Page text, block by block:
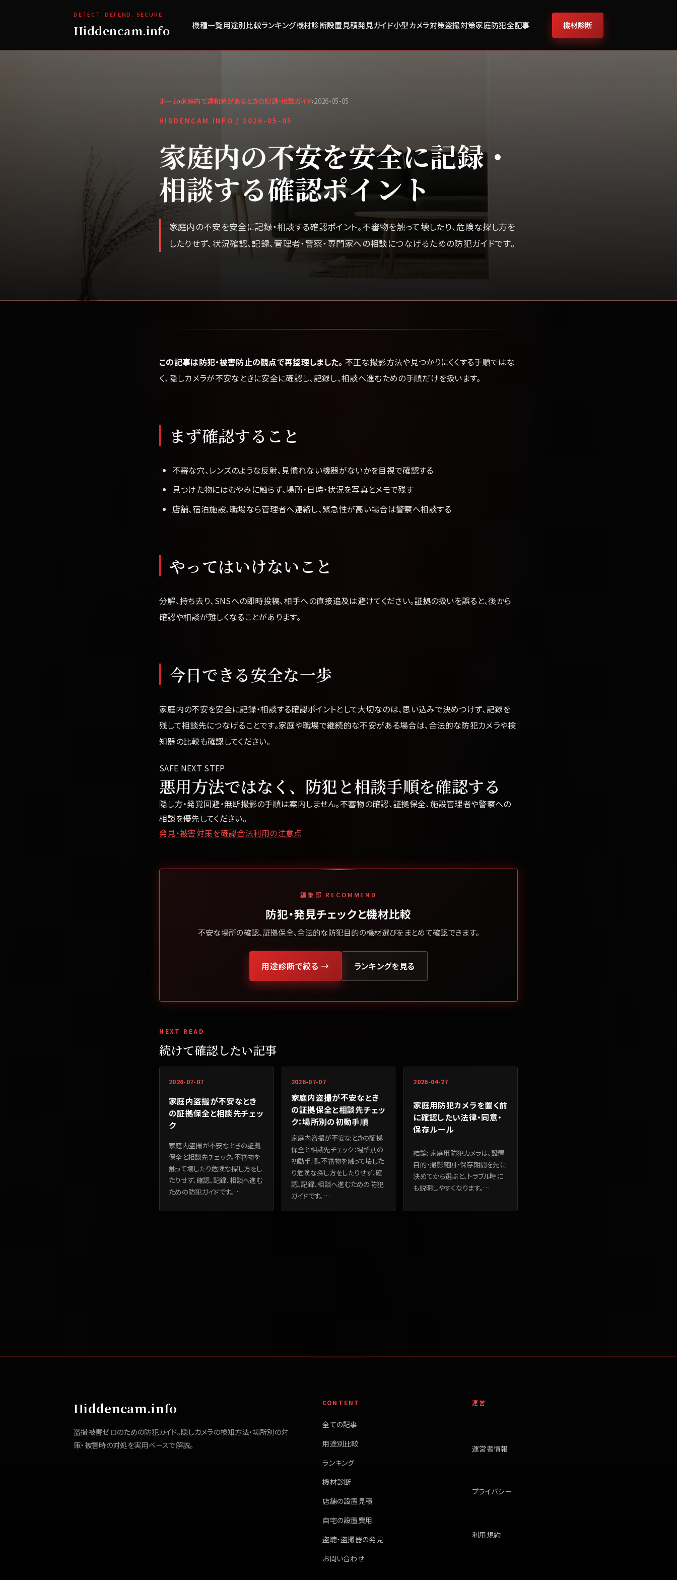
DETECT. DEFEND. SECURE.
Hiddencam.info 機種一覧用途別比較ランキング機材診断設置見積発見ガイド小型カメラ対策盗撮対策家庭防犯全記事 機材診断
ホーム›家庭内で違和感があるときの記録・相談ガイド›2026-05-05
HIDDENCAM.INFO / 2026-05-05
家庭内の不安を安全に記録・
相談する確認ポイント
家庭内の不安を安全に記録・相談する確認ポイント。不審物を触って壊したり、危険な探し方を
したりせず、状況確認、記録、管理者・警察・専門家への相談につなげるための防犯ガイドです。
この記事は防犯・被害防止の観点で再整理しました。 不正な撮影方法や見つかりにくくする手順ではな
く、隠しカメラが不安なときに安全に確認し、記録し、相談へ進むための手順だけを扱います。
まず確認すること
不審な穴、レンズのような反射、見慣れない機器がないかを目視で確認する
見つけた物にはむやみに触らず、場所・日時・状況を写真とメモで残す
店舗、宿泊施設、職場なら管理者へ連絡し、緊急性が高い場合は警察へ相談する
やってはいけないこと
分解、持ち去り、SNSへの即時投稿、相手への直接追及は避けてください。証拠の扱いを誤ると、後から
確認や相談が難しくなることがあります。
今日できる安全な一歩
家庭内の不安を安全に記録・相談する確認ポイントとして大切なのは、思い込みで決めつけず、記録を
残して相談先につなげることです。家庭や職場で継続的な不安がある場合は、合法的な防犯カメラや検
知器の比較も確認してください。
SAFE NEXT STEP
悪用方法ではなく、防犯と相談手順を確認する
隠し方・発覚回避・無断撮影の手順は案内しません。不審物の確認、証拠保全、施設管理者や警察への
相談を優先してください。
発見・被害対策を確認合法利用の注意点
編集部 RECOMMEND
防犯・発見チェックと機材比較
不安な場所の確認、証拠保全、合法的な防犯目的の機材選びをまとめて確認できます。
用途診断で絞る → ランキングを見る
NEXT READ
続けて確認したい記事
2026-07-07
家庭内盗撮が不安なとき
の証拠保全と相談先チェッ
ク
家庭内盗撮が不安なときの証拠
保全と相談先チェック。不審物を
触って壊したり危険な探し方をし
たりせず、確認、記録、相談へ進む
ための防犯ガイドです。 …
2026-07-07
家庭内盗撮が不安なとき
の証拠保全と相談先チェッ
ク：場所別の初動手順
家庭内盗撮が不安なときの証拠
保全と相談先チェック：場所別の
初動手順。不審物を触って壊した
り危険な探し方をしたりせず、確
認、記録、相談へ進むための防犯
ガイドです。 …
2026-04-27
家庭用防犯カメラを置く前
に確認したい法律・同意・
保存ルール
結論: 家庭用防犯カメラは、設置
目的・撮影範囲・保存期間を先に
決めてから選ぶと、トラブル時に
も説明しやすくなります。…
Hiddencam.info
盗撮被害ゼロのための防犯ガイド。隠しカメラの検知方法・場所別の対
策・被害時の対処を実用ベースで解説。
CONTENT
全ての記事
用途別比較
ランキング
機材診断
店舗の設置見積
自宅の設置費用
盗聴・盗撮器の発見
お問い合わせ
運営
運営者情報
プライバシー
利用規約